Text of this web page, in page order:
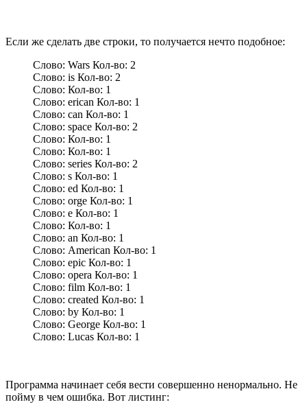
Если же сделать две строки, то получается нечто подобное:
Слово: Wars Кол-во: 2
Слово: is Кол-во: 2
Слово: Кол-во: 1
Слово: erican Кол-во: 1
Слово: can Кол-во: 1
Слово: space Кол-во: 2
Слово: Кол-во: 1
Слово: Кол-во: 1
Слово: series Кол-во: 2
Слово: s Кол-во: 1
Слово: ed Кол-во: 1
Слово: orge Кол-во: 1
Слово: e Кол-во: 1
Слово: Кол-во: 1
Слово: an Кол-во: 1
Слово: American Кол-во: 1
Слово: epic Кол-во: 1
Слово: opera Кол-во: 1
Слово: film Кол-во: 1
Слово: created Кол-во: 1
Слово: by Кол-во: 1
Слово: George Кол-во: 1
Слово: Lucas Кол-во: 1
Программа начинает себя вести совершенно ненормально. Не
пойму в чем ошибка. Вот листинг: